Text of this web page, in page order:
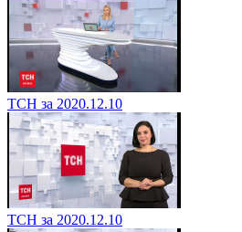
ТСН за 2020.12.10
ТСН за 2020.12.10